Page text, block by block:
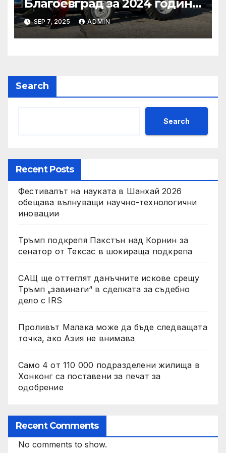
Благоевград за 2024 година:
Стабилно финансово
състояние, ръст на
приходите и напредък в
социални проекти
SEP 7, 2025 ADMIN
Search
Search
Recent Posts
Фестивалът на науката в Шанхай 2026
обещава вълнуващи научно-технологични
иновации
Тръмп подкрепя Пакстън над Корнин за
сенатор от Тексас в шокираща подкрепа
САЩ ще оттеглят данъчните искове срещу
Тръмп „завинаги“ в сделката за съдебно
дело с IRS
Проливът Малака може да бъде следващата
точка, ако Азия не внимава
Само 4 от 110 000 подразделени жилища в
Хонконг са поставени за печат за
одобрение
Recent Comments
No comments to show.